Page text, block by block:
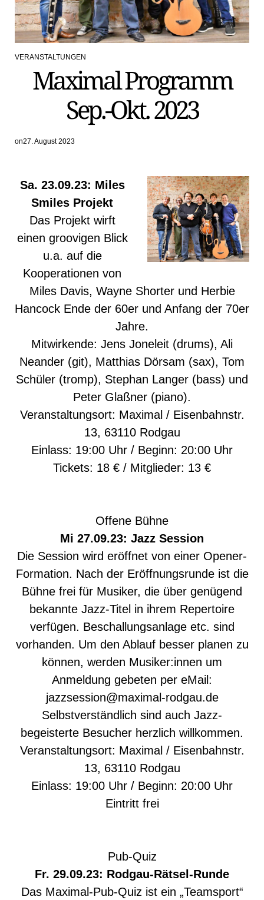
POSTED
VERANSTALTUNGEN
Maximal Programm
Sep.-Okt. 2023
on27. August 2023
Sa. 23.09.23: Miles
Smiles Projekt
Das Projekt wirft
einen groovigen Blick
u.a. auf die
Kooperationen von
Miles Davis, Wayne Shorter und Herbie
Hancock Ende der 60er und Anfang der 70er
Jahre.
Mitwirkende: Jens Joneleit (drums), Ali
Neander (git), Matthias Dörsam (sax), Tom
Schüler (tromp), Stephan Langer (bass) und
Peter Glaßner (piano).
Veranstaltungsort: Maximal / Eisenbahnstr.
13, 63110 Rodgau
Einlass: 19:00 Uhr / Beginn: 20:00 Uhr
Tickets: 18 € / Mitglieder: 13 €
Offene Bühne
Mi 27.09.23: Jazz Session
Die Session wird eröffnet von einer Opener-
Formation. Nach der Eröffnungsrunde ist die
Bühne frei für Musiker, die über genügend
bekannte Jazz-Titel in ihrem Repertoire
verfügen. Beschallungsanlage etc. sind
vorhanden. Um den Ablauf besser planen zu
können, werden Musiker:innen um
Anmeldung gebeten per eMail:
jazzsession@maximal-rodgau.de
Selbstverständlich sind auch Jazz-
begeisterte Besucher herzlich willkommen.
Veranstaltungsort: Maximal / Eisenbahnstr.
13, 63110 Rodgau
Einlass: 19:00 Uhr / Beginn: 20:00 Uhr
Eintritt frei
Pub-Quiz
Fr. 29.09.23: Rodgau-Rätsel-Runde
Das Maximal-Pub-Quiz ist ein „Teamsport“